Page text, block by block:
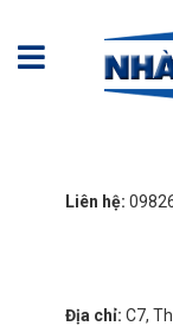
Liên hệ:
Địa chỉ: C7,